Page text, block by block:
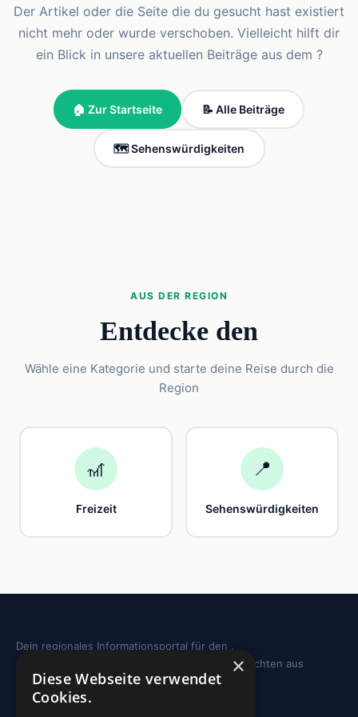
Der Artikel oder die Seite die du gesucht hast existiert
nicht mehr oder wurde verschoben. Vielleicht hilft dir
ein Blick in unsere aktuellen Beiträge aus dem ?
🏠 Zur Startseite 📝 Alle Beiträge
🗺️ Sehenswürdigkeiten
AUS DER REGION
Entdecke den
Wähle eine Kategorie und starte deine Reise durch die
Region
🎢
Freizeit
📍
Sehenswürdigkeiten
Dein regionales Informationsportal für den .
Sehenswürdigkeiten, Ausflugstipps und Geschichten aus
deiner Region.
×
Diese Webseite verwendet
Cookies.